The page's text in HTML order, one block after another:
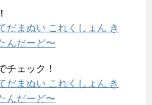
だまぬい これくしょん き
んだーど〜
チェック！
だまぬい これくしょん き
んだーど〜